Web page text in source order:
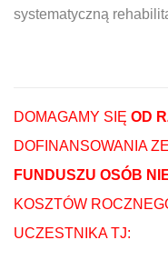
systematyczną
DOMAGAMY SIĘ OD
DOFINANSOWANIA
FUNDUSZU OSÓB
KOSZTÓW
UCZESTNIKA TJ: